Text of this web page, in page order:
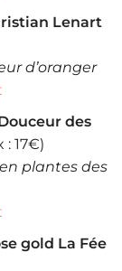
Lenart
d’oranger
des
: 17€)
plantes des
gold La Fée